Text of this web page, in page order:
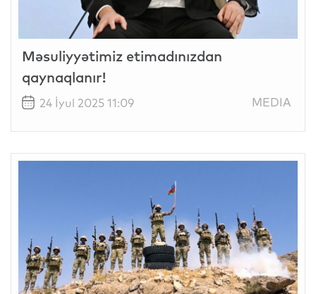
Məsuliyyətimiz etimadınızdan
qaynaqlanır!
24 İyul 2025 11:09 MEDIA